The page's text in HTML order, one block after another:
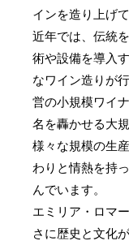
インを造り上げて
近年では、伝統
術や設備を導入
なワイン造りが
営の小規模ワイ
名を轟かせる大
様々な規模の生
わりと情熱を持
んでいます。
エミリア・ロマ
さに歴史と文化